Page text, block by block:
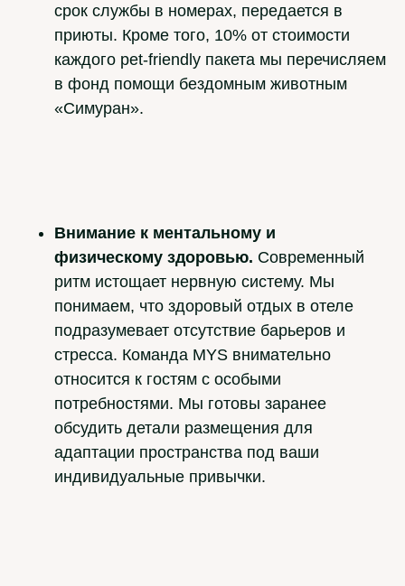
срок службы в номерах, передается в
приюты. Кроме того, 10% от стоимости
каждого pet-friendly пакета мы перечисляем
в фонд помощи бездомным животным
«Симуран».
Внимание к ментальному и
физическому здоровью. Современный
ритм истощает нервную систему. Мы
понимаем, что здоровый отдых в отеле
подразумевает отсутствие барьеров и
стресса. Команда MYS внимательно
относится к гостям с особыми
потребностями. Мы готовы заранее
обсудить детали размещения для
адаптации пространства под ваши
индивидуальные привычки.